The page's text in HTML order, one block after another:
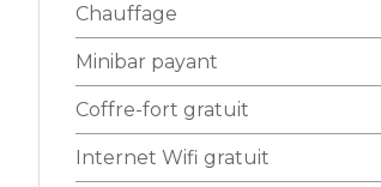
Chauffage
Minibar payant
Coffre-fort gratuit
Internet Wifi gratuit